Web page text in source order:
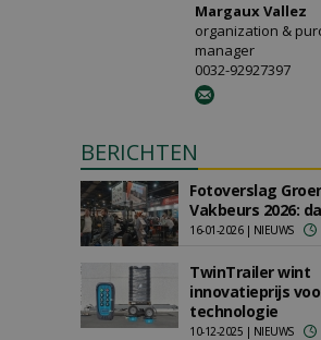
Margaux Vallez
organization &
manager
0032-92927397
BERICHTEN
Fotoverslag
Vakbeurs 2026:
16-01-2026 | NIEUWS
TwinTrailer wint
innovatieprijs
technologie
10-12-2025 | NIEUWS